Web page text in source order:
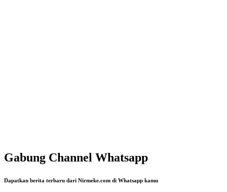
Gabung Channel Whatsapp
Dapatkan berita terbaru dari Nirmeke.com di Whatsapp kamu